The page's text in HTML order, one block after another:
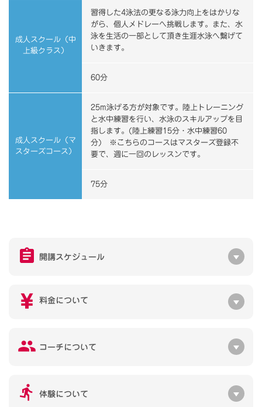
成人スクール（中
上級クラス）
習得した4泳法の更なる泳力向上をはかりな
がら、個人メドレーへ挑戦します。また、水
泳を生活の一部として頂き生涯水泳へ繋げて
いきます。
60分
成人スクール（マ
スターズコース）
25m泳げる方が対象です。陸上トレーニング
と水中練習を行い、水泳のスキルアップを目
指します。(陸上練習15分・水中練習60
分) ※こちらのコースはマスターズ登録不
要で、週に一回のレッスンです。
75分
開講スケジュール
料金について
コーチについて
体験について